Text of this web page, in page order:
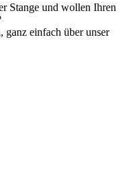
Stange und wollen Ihren
ganz einfach über unser